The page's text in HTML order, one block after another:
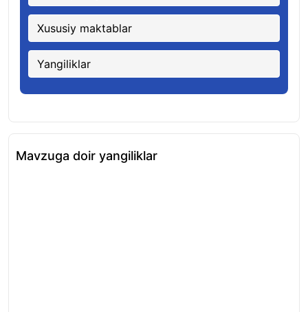
Xususiy maktablar
Yangiliklar
Mavzuga doir yangiliklar